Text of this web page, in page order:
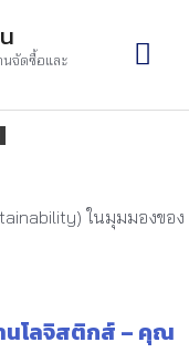
นจัดซื้อและ
ในมุมมองของ
โลจิสติกส์ – คุณ